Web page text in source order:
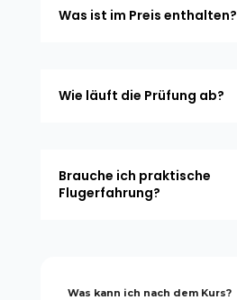
Was ist im Preis enthalten?
Wie läuft die Prüfung ab?
Brauche ich praktische
Flugerfahrung?
Was kann ich nach dem Kurs?